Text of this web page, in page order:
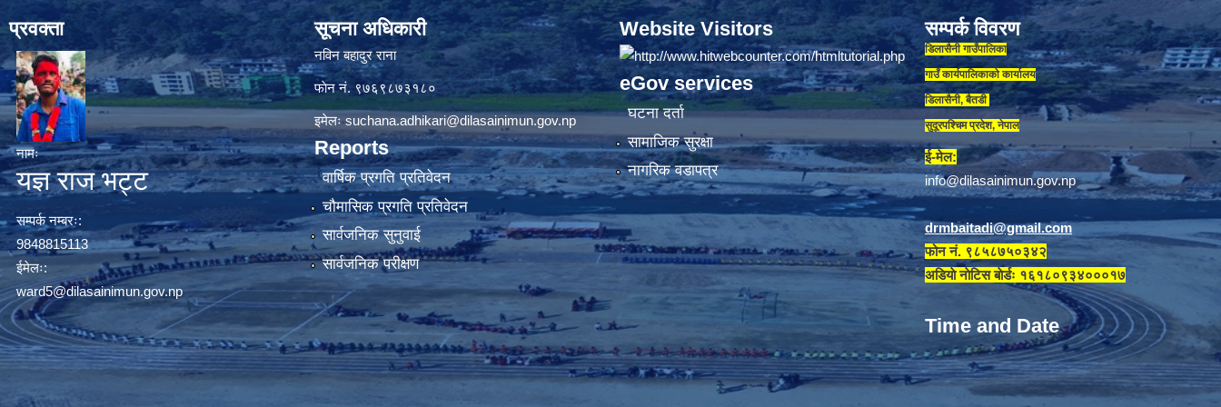
प्रवक्ता
नामः
यज्ञ राज भट्ट
सम्पर्क नम्बरः:
9848815113
ईमेलः:
ward5@dilasainimun.gov.np
सूचना अधिकारी
नविन बहादुर राना
फाेन नं. ९७६९८७३१८०
इमेलःsuchana.adhikari@dilasainimun.gov.np
Reports
वार्षिक प्रगति प्रतिवेदन
चौमासिक प्रगति प्रतिवेदन
सार्वजनिक सुनुवाई
सार्वजनिक परीक्षण
Website Visitors
eGov services
घटना दर्ता
सामाजिक सुरक्षा
नागरिक वडापत्र
सम्पर्क विवरण
डिलासैनी गाउँपालिका
गाउँ कार्यपालिकाकाे कार्यालय
डिलासैनी, बैतडी
सुदूरपश्चिम प्रदेश, नेपाल
ई-मेल:
info@dilasainimun.gov.np
drmbaitadi@gmail.com
फोन नं. ९८५८७५०३४२
अडियाे नाेटिस बाेर्डः १६१८०९३४०००१७
Time and Date